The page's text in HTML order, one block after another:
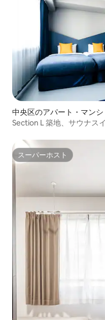
中央区のアパート・マンシ
Section L 築地、サウナス
スーパーホスト
スーパーホスト